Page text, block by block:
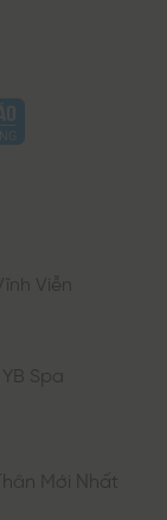
Viễn
Spa
Mới Nhất